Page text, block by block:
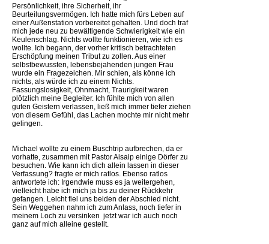
Persönlichkeit, ihre Sicherheit, ihr
Beurteilungsvermögen. Ich hatte mich fürs Leben auf
einer Außenstation vorbereitet gehalten. Und doch traf
mich jede neu zu bewältigende Schwierigkeit wie ein
Keulenschlag. Nichts wollte funktionieren, wie ich es
wollte. Ich begann, der vorher kritisch betrachteten
Erschöpfung meinen Tribut zu zollen. Aus einer
selbstbewussten, lebensbejahenden jungen Frau
wurde ein Fragezeichen. Mir schien, als könne ich
nichts, als würde ich zu einem Nichts.
Fassungslosigkeit, Ohnmacht, Traurigkeit waren
plötzlich meine Begleiter. Ich fühlte mich von allen
guten Geistern verlassen, ließ mich immer tiefer ziehen
von diesem Gefühl, das Lachen mochte mir nicht mehr
gelingen.
Michael wollte zu einem Buschtrip aufbrechen, da er
vorhatte, zusammen mit Pastor Aisaip einige Dörfer zu
besuchen. Wie kann ich dich allein lassen in dieser
Verfassung? fragte er mich ratlos. Ebenso ratlos
antwortete ich: Irgendwie muss es ja weitergehen,
vielleicht habe ich mich ja bis zu deiner Rückkehr
gefangen. Leicht fiel uns beiden der Abschied nicht.
Sein Weggehen nahm ich zum Anlass, noch tiefer in
meinem Loch zu versinken  jetzt war ich auch noch
ganz auf mich alleine gestellt.